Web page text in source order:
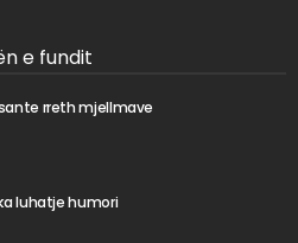
e fundit
rreth mjellmave
luhatje humori